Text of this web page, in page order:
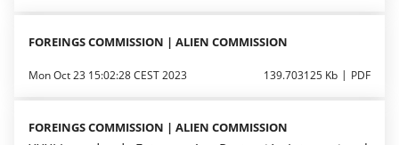
FOREINGS COMMISSION | ALIEN COMMISSION
Mon Oct 23 15:02:28 CEST 2023 139.703125 Kb PDF
FOREINGS COMMISSION | ALIEN COMMISSION